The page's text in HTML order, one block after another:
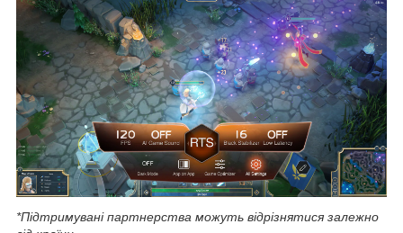
*Підтримувані партнерства можуть відрізнятися залежно